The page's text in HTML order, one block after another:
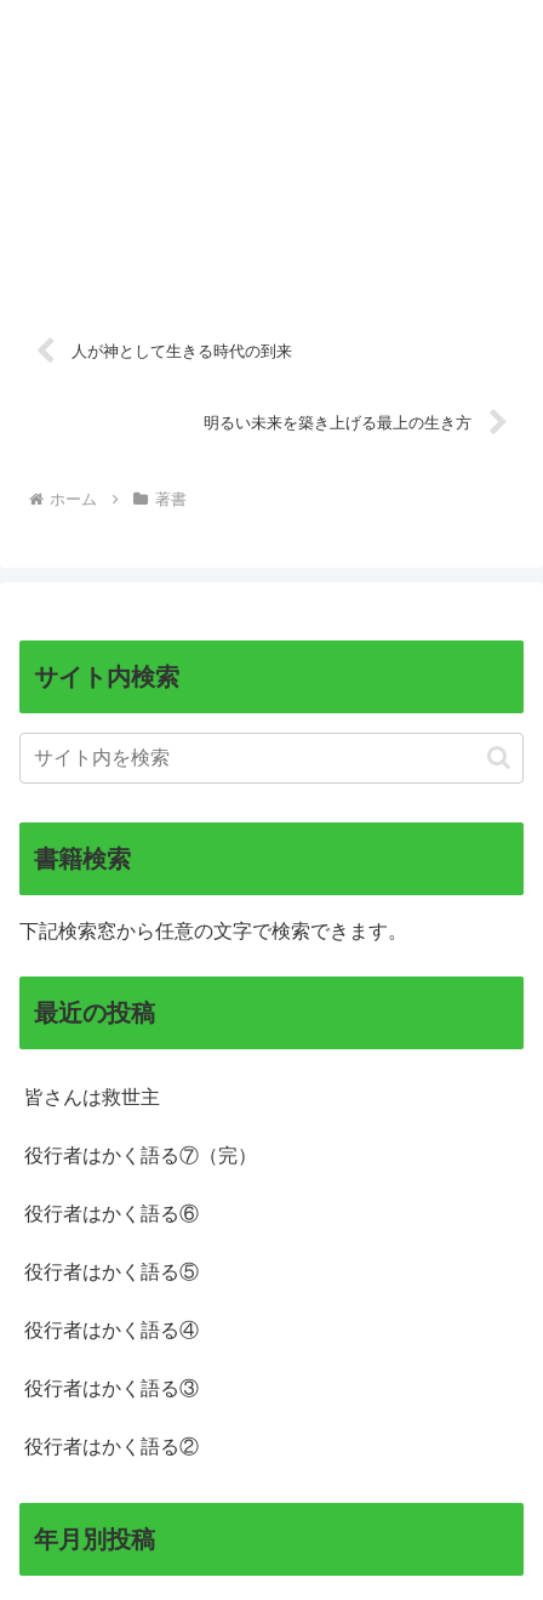
人が神として生きる時代の到来
明るい未来を築き上げる最上の生き方
ホーム 著書
サイト内検索
書籍検索
下記検索窓から任意の文字で検索できます。
最近の投稿
皆さんは救世主
役行者はかく語る⑦（完）
役行者はかく語る⑥
役行者はかく語る⑤
役行者はかく語る④
役行者はかく語る③
役行者はかく語る②
年月別投稿